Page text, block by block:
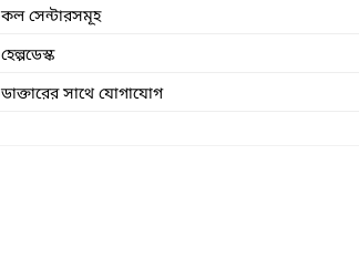
কল সেন্টারসমূহ
হেল্পডেস্ক
ডাক্তারের সাথে যোগাযোগ